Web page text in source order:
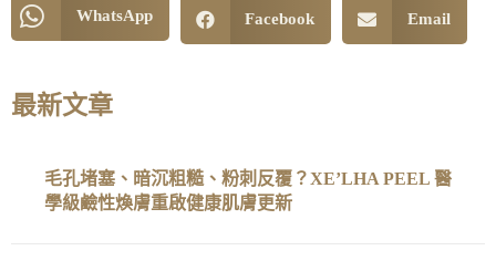
WhatsApp Facebook Email
最新文章
毛孔堵塞、暗沉粗糙、粉刺反覆？XE’LHA PEEL 醫
學級鹼性煥膚重啟健康肌膚更新